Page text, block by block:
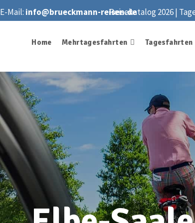
E-Mail: info@brueckmann-reisen.deReisekatalog 2026|
Home Mehrtagesfahrten Tagesfahrten